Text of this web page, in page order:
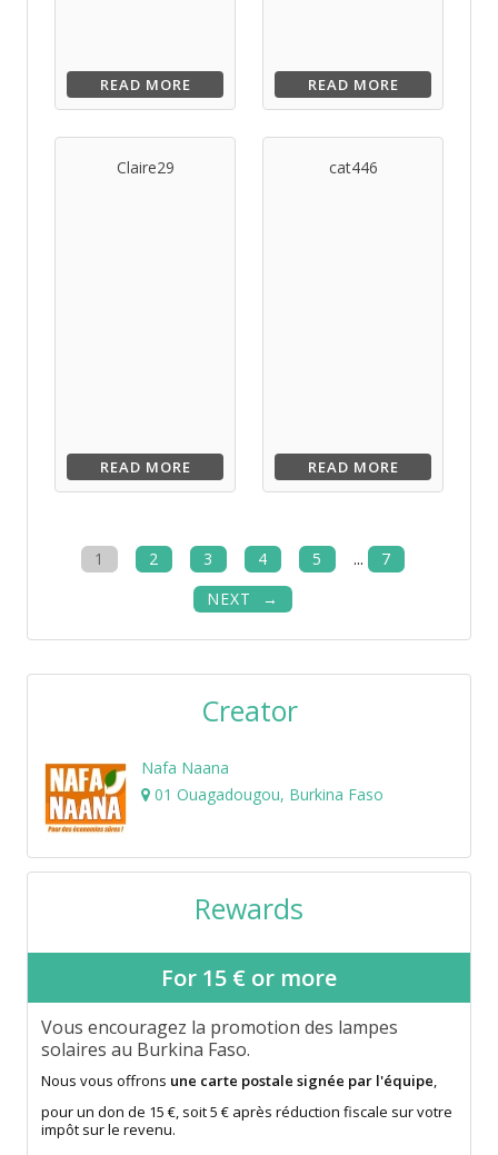
READ MORE READ MORE
Claire29
READ MORE
cat446
READ MORE
1 2 3 4 5 ...
7
NEXT
Creator
Nafa Naana
01 Ouagadougou, Burkina Faso
Rewards
For 15 € or more
Vous encouragez la promotion des lampes
solaires au Burkina Faso.
Nous vous offrons une carte postale signée par l'équipe,
pour un don de 15 €, soit 5 € après réduction fiscale sur votre
impôt sur le revenu.